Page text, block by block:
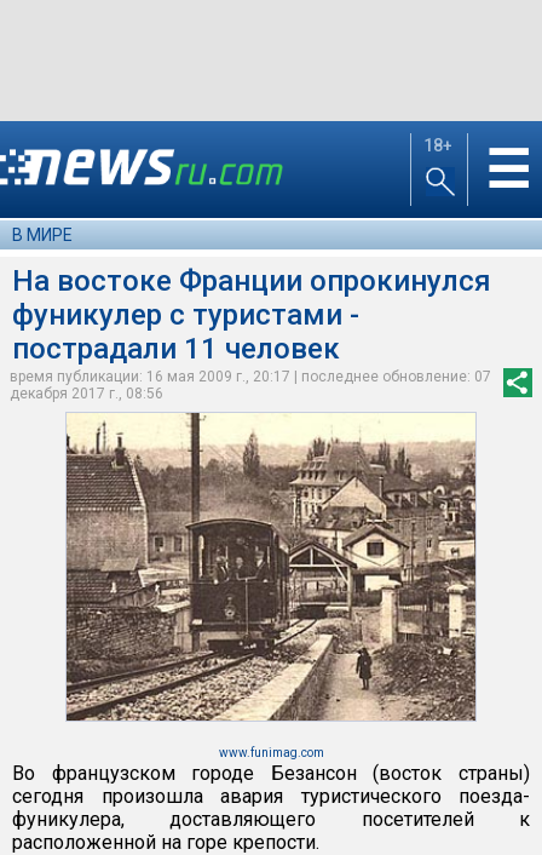
18+ ☰
В МИРЕ
На востоке Франции опрокинулся
фуникулер с туристами -
пострадали 11 человек
время публикации: 16 мая 2009 г., 20:17 | последнее обновление: 07
декабря 2017 г., 08:56
www.funimag.com
Во французском городе Безансон (восток страны)
сегодня произошла авария туристического поезда-
фуникулера, доставляющего посетителей к
расположенной на горе крепости.